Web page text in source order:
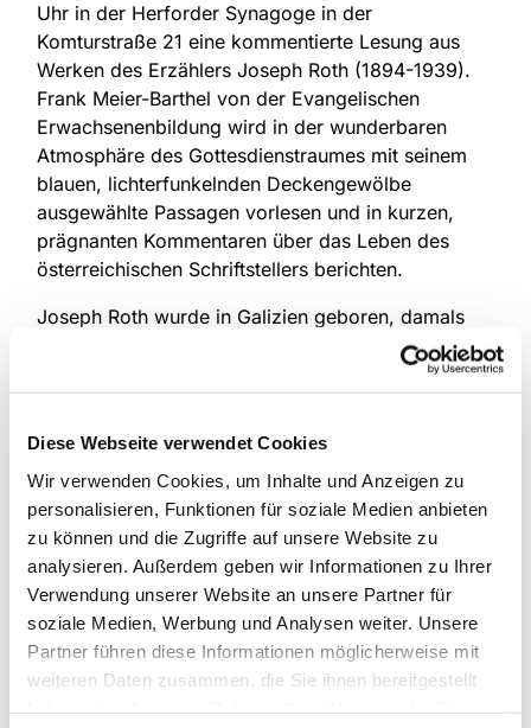
Diese Webseite verwendet Cookies
Wir verwenden Cookies, um Inhalte und Anzeigen zu
personalisieren, Funktionen für soziale Medien anbieten
zu können und die Zugriffe auf unsere Website zu
analysieren. Außerdem geben wir Informationen zu Ihrer
Verwendung unserer Website an unsere Partner für
soziale Medien, Werbung und Analysen weiter. Unsere
Partner führen diese Informationen möglicherweise mit
weiteren Daten zusammen, die Sie ihnen bereitgestellt
Uhr in der Herforder Synagoge in der
Komturstraße 21 eine kommentierte Lesung aus
Werken des Erzählers Joseph Roth (1894-1939).
Frank Meier-Barthel von der Evangelischen
Erwachsenenbildung wird in der wunderbaren
Atmosphäre des Gottesdienstraumes mit seinem
blauen, lichterfunkelnden Deckengewölbe
ausgewählte Passagen vorlesen und in kurzen,
prägnanten Kommentaren über das Leben des
österreichischen Schriftstellers berichten.
Joseph Roth wurde in Galizien geboren, damals
eine Provinz des österreichischen Kaiserreichs,
deren Kultur sehr durch das Judentum geprägt
Anteilnahme von diesen untergehenden
„Radetzkymarsch“ dem greisen Kaiser Franz
Joseph oder in „Hiob“ einer vielfach bedrückten
und bedrängten jüdisch-orthodoxen Familie
zuwandte. Warmherzig und kühl zugleich blickte er
auf seine Mitmenschen.
Sein Essay „Juden auf Wanderschaft“ ist nicht frei
von romantisierender Nostalgie und enthält doch